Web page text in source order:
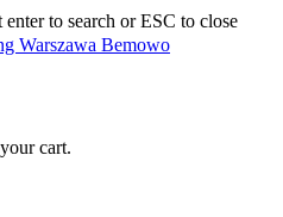
enter to search or ESC to close
cart.